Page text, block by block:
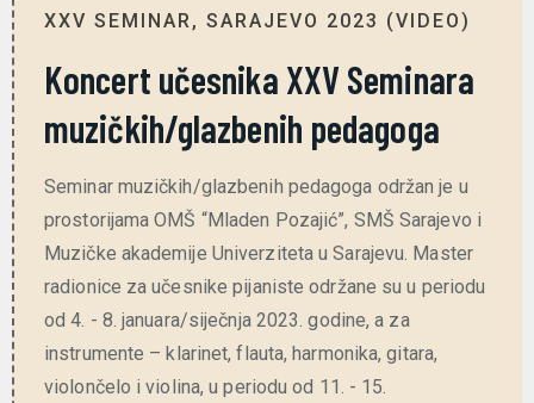
XXV SEMINAR, SARAJEVO 2023 (VIDEO)
Koncert učesnika XXV Seminara
muzičkih/glazbenih pedagoga
Seminar muzičkih/glazbenih pedagoga održan je u
prostorijama OMŠ “Mladen Pozajić”, SMŠ Sarajevo i
Muzičke akademije Univerziteta u Sarajevu. Master
radionice za učesnike pijaniste održane su u periodu
od 4. - 8. januara/siječnja 2023. godine, a za
instrumente – klarinet, flauta, harmonika, gitara,
violončelo i violina, u periodu od 11. - 15.